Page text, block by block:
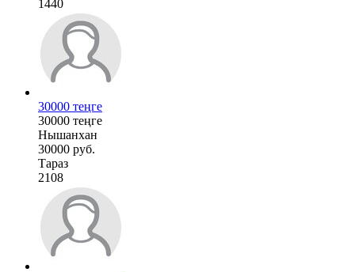
1440
30000 теңге
30000 теңге
Нышанхан
30000 руб.
Тараз
2108